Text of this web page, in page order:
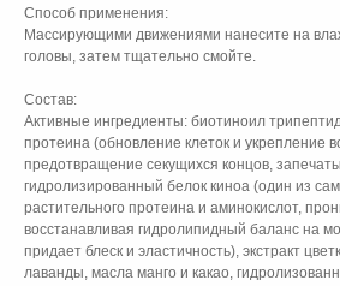
Способ применения:
Массирующими движениями нанесите на
головы, затем тщательно смойте.
Состав:
Активные ингредиенты: биотиноил
протеина (обновление клеток и укрепление
предотвращение секущихся концов,
гидролизированный белок киноа (один из
растительного протеина и аминокислот,
восстанавливая гидролипидный баланс на
придает блеск и эластичность), экстракт
лаванды, масла манго и какао,